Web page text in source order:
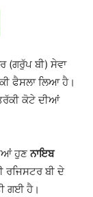
(ਗਰੁੱਪ ਬੀ) ਸੇਵਾ
ਫੈਸਲਾ ਲਿਆ ਹੈ।
ਕੋਟੇ ਦੀਆਂ
ਹੁਣਨਾਇਬ
ਰਜਿਸਟਰ ਬੀ ਦੇ
ਗਈ ਹੈ।